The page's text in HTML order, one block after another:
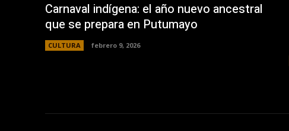
Carnaval indígena: el año nuevo ancestral
que se prepara en Putumayo
CULTURA febrero 9, 2026